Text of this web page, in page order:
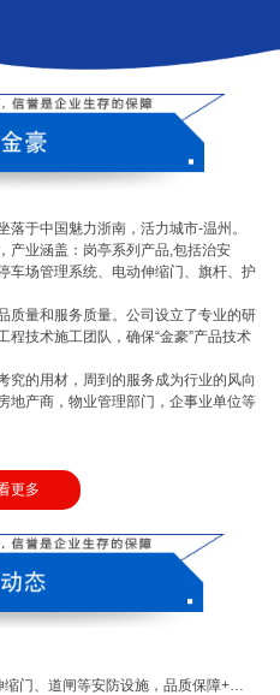
于中国魅力浙南，活力城市-温州。
产业涵盖：岗亭系列产品,包括治安
车场管理系统、电动伸缩门、旗杆、护
量和服务质量。公司设立了专业的研
技术施工团队，确保“金豪”产品技术
的用材，周到的服务成为行业的风向
地产商，物业管理部门，企事业单位等
更多
浙江温州本地实力厂家：岗亭、伸缩门、道闸等安防设施，品质保障+售后及时！